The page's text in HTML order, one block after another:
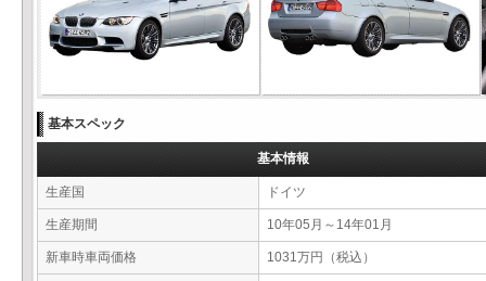
基本スペック
基本情報
生産国 ドイツ
生産期間 10年05月～14年01月
新車時車両価格 1031万円（税込）